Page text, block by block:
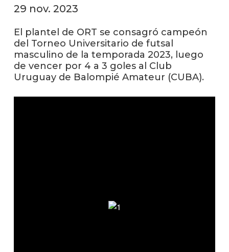
29 nov. 2023
El plantel de ORT se consagró campeón
del Torneo Universitario de futsal
masculino de la temporada 2023, luego
de vencer por 4 a 3 goles al Club
Uruguay de Balompié Amateur (CUBA).